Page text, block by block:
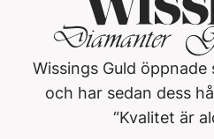
Wissings Guld
och har sedan dess
“Kvalitet är